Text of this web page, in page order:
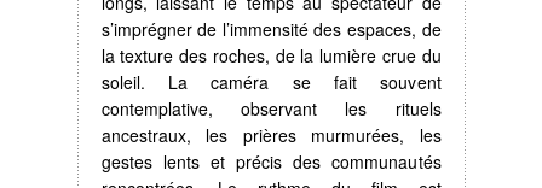
s’imprégner de l’immensité des espaces, de
la texture des roches, de la lumière crue du
soleil. La caméra se fait souvent
contemplative, observant les rituels
ancestraux, les prières murmurées, les
gestes lents et précis des communautés